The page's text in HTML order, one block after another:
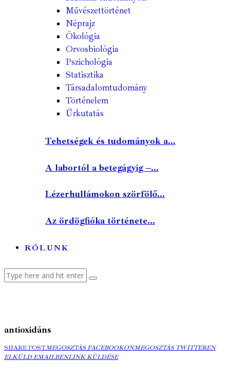
Művészettörténet
Néprajz
Ökológia
Orvosbiológia
Pszichológia
Statisztika
Társadalomtudomány
Történelem
Űrkutatás
Tehetségek és tudományok a...
A labortól a betegágyig –...
Lézerhullámokon szörfölő...
Az ördögfióka története...
RÓLUNK
antioxidáns
SHARE POSTMEGOSZTÁS
FACEBOOKON
MEGOSZTÁS FACEBOOKONMEGOSZTÁS
MEGOSZTÁS TWITTEREN
ELKÜLD EMAILBENCOPY
LINK KÜLDÉSE